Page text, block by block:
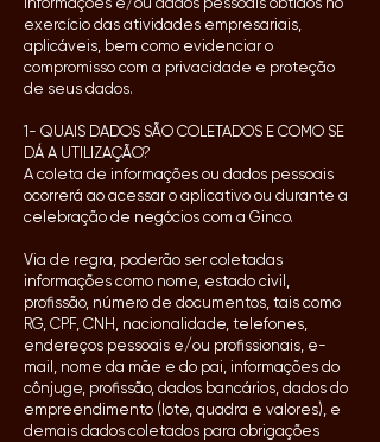
exercício das atividades empresariais,
aplicáveis, bem como evidenciar o
compromisso com a privacidade e proteção
de seus dados.
1- QUAIS DADOS SÃO COLETADOS E COMO SE
DÁ A UTILIZAÇÃO?
A coleta de informações ou dados pessoais
ocorrerá ao acessar o aplicativo ou durante a
celebração de negócios com a Ginco.
Via de regra, poderão ser coletadas
informações como nome, estado civil,
profissão, número de documentos, tais como
RG, CPF, CNH, nacionalidade, telefones,
endereços pessoais e/ou profissionais, e-
mail, nome da mãe e do pai, informações do
cônjuge, profissão, dados bancários, dados do
empreendimento (lote, quadra e valores), e
demais dados coletados para obrigações